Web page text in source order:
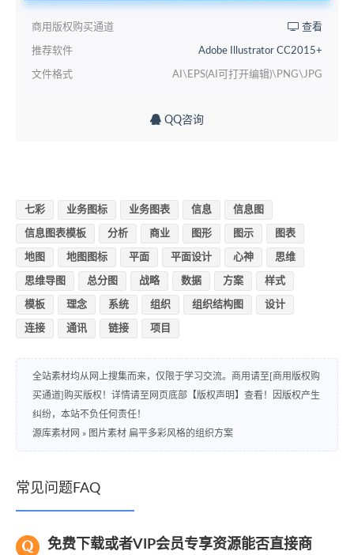
商用版权购买通道 查看
推荐软件 Adobe Illustrator CC2015+
文件格式 AI\EPS(AI可打开编辑)\PNG\JPG
QQ咨询
七彩 业务图标 业务图表 信息 信息图
信息图表模板 分析 商业 图形 图示 图表
地图 地图图标 平面 平面设计 心神 思维
思维导图 总分图 战略 数据 方案 样式
模板 理念 系统 组织 组织结构图 设计
连接 通讯 链接 项目
全站素材均从网上搜集而来，仅限于学习交流。商用请至[商用版权购
买通道]购买版权！详情请至网页底部【版权声明】查看！因版权产生
纠纷，本站不负任何责任！
源库素材网 » 图片素材 扁平多彩风格的组织方案
常见问题FAQ
免费下载或者VIP会员专享资源能否直接商